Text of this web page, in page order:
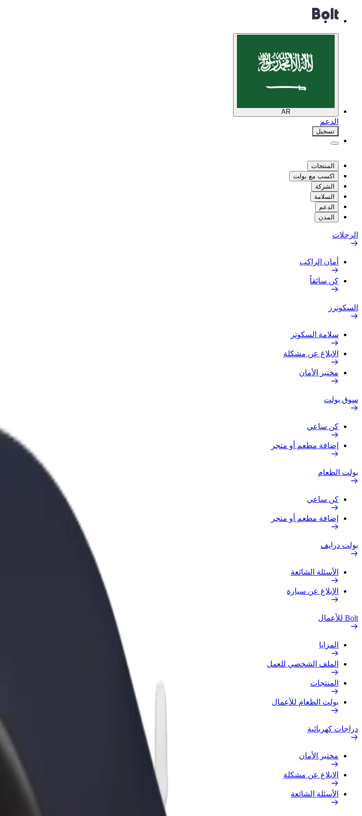
AR
الدعم
تسجيل
المنتجات
اكسب مع بولت
الشركة
السلامة
الدعم
المدن
الرحلات
أمان الراكب
كن سائقاً
السكوترز
سلامة السكوتر
الإبلاغ عن مشكلة
مختبر الأمان
سوق بولت
كن ساعي
إضافة مطعم أو متجر
بولت الطعام
كن ساعي
إضافة مطعم أو متجر
بولت درايف
الأسئلة الشائعة
الإبلاغ عن سيارة
Bolt للأعمال
المزايا
الملف الشخصي للعمل
المنتجات
بولت الطعام للأعمال
دراجات كهربائية
مختبر الأمان
الإبلاغ عن مشكلة
الأسئلة الشائعة